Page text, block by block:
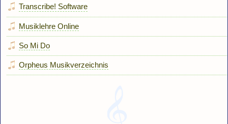
Transcribe! Software
Musiklehre Online
So Mi Do
Orpheus Musikverzeichnis